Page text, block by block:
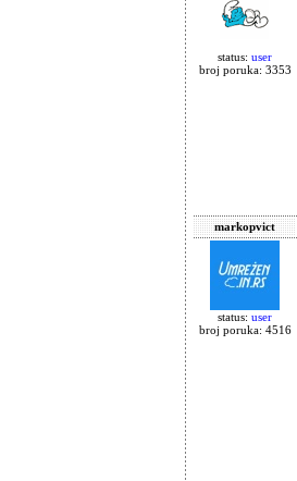
status: user
broj poruka: 3353
markopvict
status: user
broj poruka: 4516